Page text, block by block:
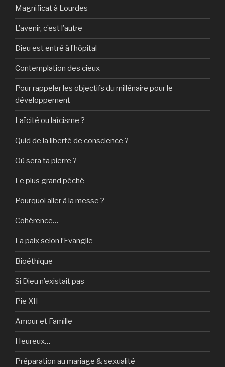
Magnificat à Lourdes
L’avenir, c’est l’autre
Dieu est entré à l’hôpital
Contemplation des cieux
Pour rappeler les objectifs du millénaire pour le
développement
Laïcité ou laïcisme ?
Quid de la liberté de conscience ?
Où sera ta pierre ?
Le plus grand péché
Pourquoi aller à la messe ?
Cohérence…
La paix selon l’Evangile
Bioéthique
Si Dieu n’existait pas
Pie XII
Amour et Famille
Heureux…
Préparation au mariage & sexualité